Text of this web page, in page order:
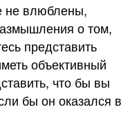
не влюблены,
о том,
представить
объективный
что бы вы
бы он оказался в